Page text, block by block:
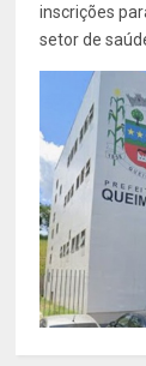
inscrições
setor de